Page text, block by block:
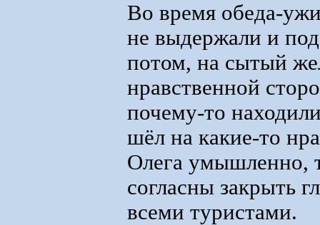
Во время обеда-
не выдержали и
потом, на сытый
нравственной
почему-то
шёл на какие-то
Олега умышленно,
согласны закрыть
всеми туристами.